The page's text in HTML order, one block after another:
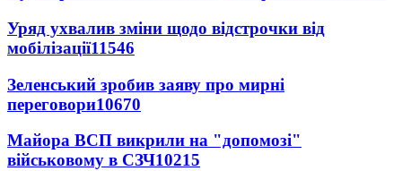
Уряд ухвалив зміни щодо відстрочки від
мобілізації11546
Зеленський зробив заяву про мирні
переговори10670
Майора ВСП викрили на "допомозі"
військовому в СЗЧ10215